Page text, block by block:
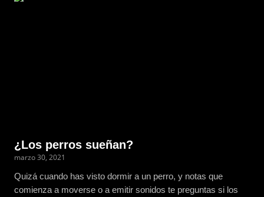
¿Los perros sueñan?
marzo 30, 2021
Quizá cuando has visto dormir a un perro, y notas que
comienza a moverse o a emitir sonidos te preguntas si los